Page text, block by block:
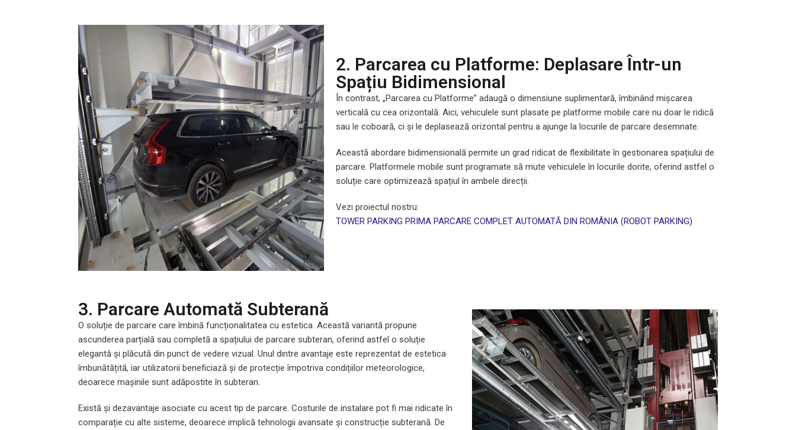
2. Parcarea cu Platforme: Deplasare Într-un
Spațiu Bidimensional
În contrast, „Parcarea cu Platforme” adaugă o dimensiune suplimentară, îmbinând mișcarea
verticală cu cea orizontală. Aici, vehiculele sunt plasate pe platforme mobile care nu doar le ridică
sau le coboară, ci și le deplasează orizontal pentru a ajunge la locurile de parcare desemnate.
Această abordare bidimensională permite un grad ridicat de flexibilitate în gestionarea spațiului de
parcare. Platformele mobile sunt programate să mute vehiculele în locurile dorite, oferind astfel o
soluție care optimizează spațiul în ambele direcții.
Vezi proiectul nostru:
TOWER PARKING PRIMA PARCARE COMPLET AUTOMATĂ DIN ROMÂNIA (ROBOT PARKING)
3. Parcare Automată Subterană
O soluție de parcare care îmbină funcționalitatea cu estetica. Această variantă propune
ascunderea parțială sau completă a spațiului de parcare subteran, oferind astfel o soluție
elegantă și plăcută din punct de vedere vizual. Unul dintre avantaje este reprezentat de estetica
îmbunătățită, iar utilizatorii beneficiază și de protecție împotriva condițiilor meteorologice,
deoarece mașinile sunt adăpostite în subteran.
Există și dezavantaje asociate cu acest tip de parcare. Costurile de instalare pot fi mai ridicate în
comparație cu alte sisteme, deoarece implică tehnologii avansate și construcție subterană. De